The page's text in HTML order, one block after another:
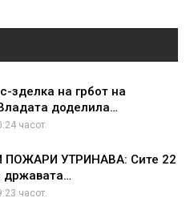
зделка на грбот на
доделила…
часот.
ПОЖАРИ УТРИНАВА: Сите 22
државата…
часот.